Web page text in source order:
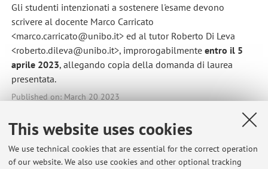
This website uses cookies
We use technical cookies that are essential for the correct operation
of our website. We also use cookies and other optional tracking
Gli studenti intenzionati a sostenere l'esame devono
scrivere al docente Marco Carricato
<marco.carricato@unibo.it> ed al tutor Roberto Di Leva
<roberto.dileva@unibo.it>, improrogabilmente entro il 5
aprile 2023, allegando copia della domanda di laurea
presentata.
Published on: March 20 2023
Latest news